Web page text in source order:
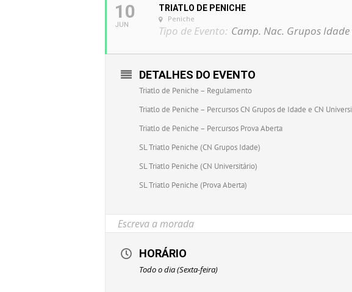
10
JUN
TRIATLO DE PENICHE
Peniche
Tipo de Evento: Camp. Nac. Grupos
DETALHES DO EVENTO
Triatlo de Peniche – Regulamento
Triatlo de Peniche – Percursos CN Grupos de Idade e CN
Triatlo de Peniche – Percursos Prova Aberta
SL Triatlo Peniche (CN Grupos Idade)
SL Triatlo Peniche (CN Universitário)
SL Triatlo Peniche (Prova Aberta)
HORÁRIO
Todo o dia (Sexta-feira)